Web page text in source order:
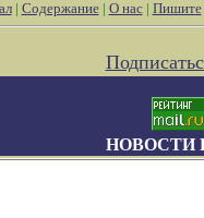
| Содержание| О нас| Пишите
НОВОСТИ